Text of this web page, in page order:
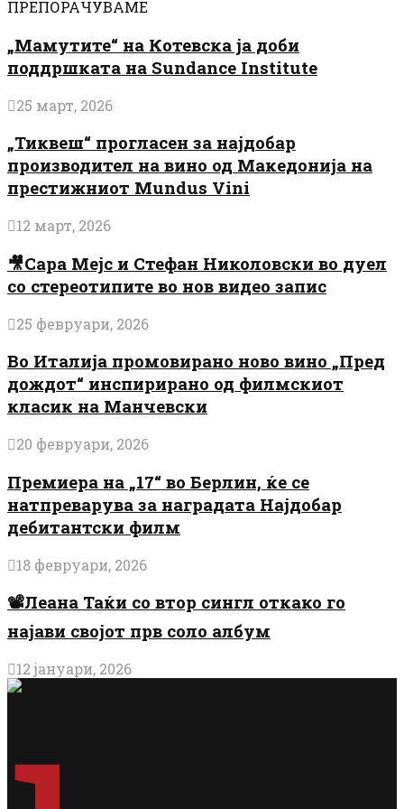
ПРЕПОРАЧУВАМЕ
„Мамутите“ на Котевска ја доби
поддршката на Sundance Institute
25 март, 2026
„Тиквеш“ прогласен за најдобар
производител на вино од Македонија на
престижниот Mundus Vini
12 март, 2026
🎥Сара Мејс и Стефан Николовски во дуел
со стереотипите во нов видео запис
25 февруари, 2026
Во Италија промовирано ново вино „Пред
дождот“ инспирирано од филмскиот
класик на Манчевски
20 февруари, 2026
Премиера на „17“ во Берлин, ќе се
натпреварува за наградата Најдобар
дебитантски филм
18 февруари, 2026
📽️Леана Таќи со втор сингл откако го
најави својот прв соло албум
12 јануари, 2026